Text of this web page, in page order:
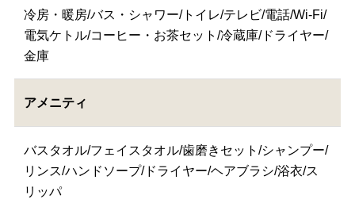
冷房・暖房/バス・シャワー/トイレ/テレビ/電話/Wi-Fi/
電気ケトル/コーヒー・お茶セット/冷蔵庫/ドライヤー/
金庫
アメニティ
バスタオル/フェイスタオル/歯磨きセット/シャンプー/
リンス/ハンドソープ/ドライヤー/ヘアブラシ/浴衣/ス
リッパ